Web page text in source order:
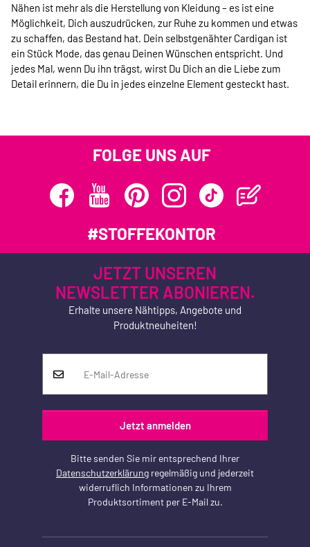
Nähen ist mehr als die Herstellung von Kleidung – es ist eine
Möglichkeit, Dich auszudrücken, zur Ruhe zu kommen und etwas
zu schaffen, das Bestand hat. Dein selbstgenähter Cardigan ist
ein Stück Mode, das genau Deinen Wünschen entspricht. Und
jedes Mal, wenn Du ihn trägst, wirst Du Dich an die Liebe zum
Detail erinnern, die Du in jedes einzelne Element gesteckt hast.
FOLGE UNS AUF
#STOFFEKONTOR
JETZT UNSEREN
NEWSLETTER ABONIEREN.
Erhalte unsere Nähtipps, Angebote und
Produktneuheiten!
Jetzt anmelden
Bitte senden Sie mir entsprechend Ihrer
Datenschutzerklärung regelmäßig und jederzeit
widerruflich Informationen zu Ihrem
Produktsortiment per E-Mail zu.